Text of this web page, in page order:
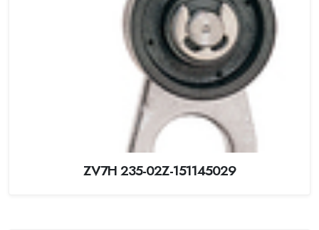
ZV7H 235-02Z-151145029